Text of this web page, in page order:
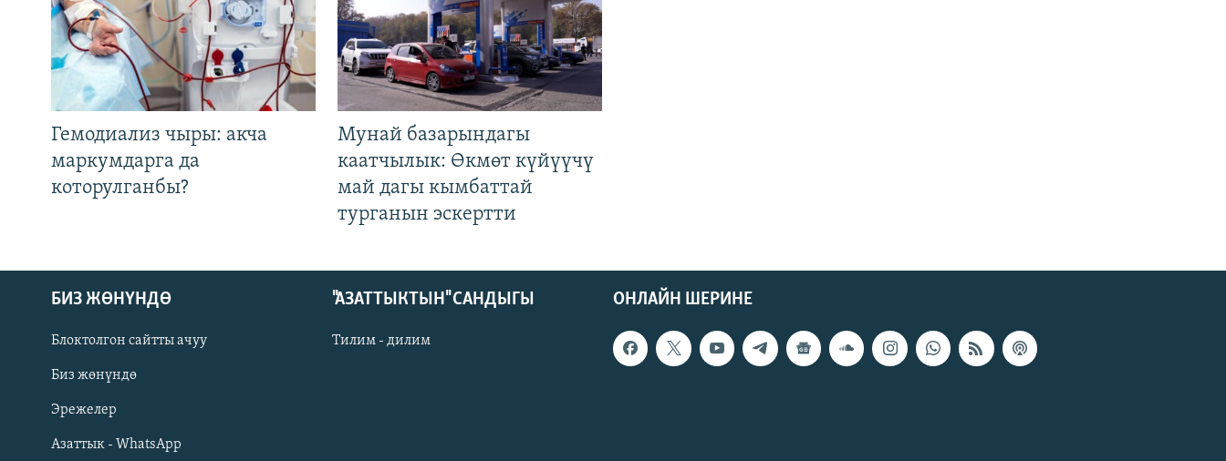
Русский
ОНЛАЙН ШЕРИНЕ
Гемодиализ чыры: акча
маркумдарга да
которулганбы?
Мунай базарындагы
каатчылык: Өкмөт күйүүчү
май дагы кымбаттай
турганын эскертти
ОНЛАЙН ШЕРИНЕ
БИЗ ЖӨНҮНДӨ
Блоктолгон сайтты ачуу
Биз жөнүндө
Эрежелер
Азаттык - WhatsApp
"АЗАТТЫКТЫН" САНДЫГЫ
Тилим - дилим